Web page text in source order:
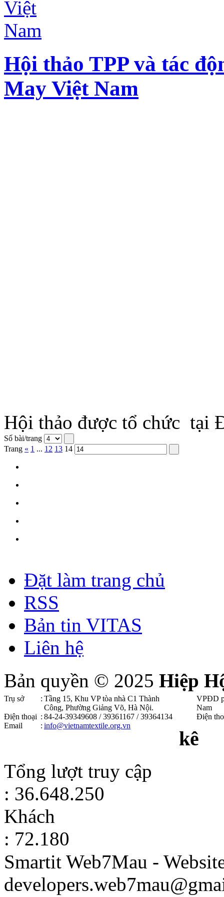
Hội thảo TPP và tác
May Việt Nam
Hội thảo được tổ chức tại
Số bài/trang
Trang « 1 ... 12 13 14
Đặt làm trang chủ
RSS
Bản tin VITAS
Liên hệ
Bản quyền © 2025 Hiệp
Trụ sở : Tầng 15, Khu VP tòa nhà C1 Thành
Công, Phường Giảng Võ, Hà Nội .
Điện thoại : 84-24-39349608 / 39361167 / 39364134
Email
: info@vietnamtextile.org.vn
VPĐD
Nam
Điện
kê
Tổng lượt truy cập
: 36.648.250
Khách
: 72.180
Smartit Web7Mau -